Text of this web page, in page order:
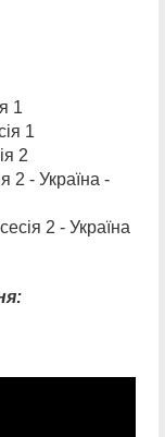
1
1
2
2 - Україна -
2 - Україна